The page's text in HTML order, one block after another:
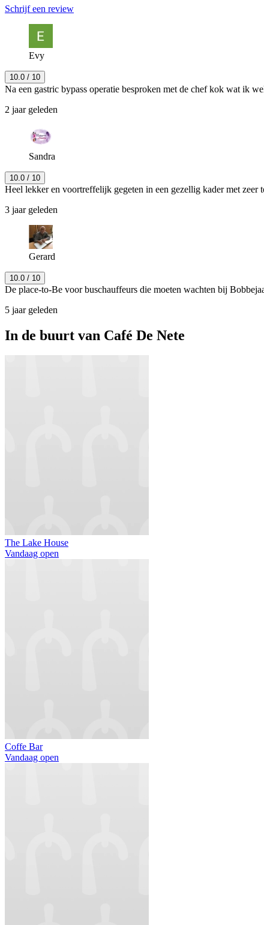
Schrijf een review
Evy
10.0 / 10
Na een gastric bypass operatie besproken met de chef kok wat ik
2 jaar geleden
Sandra
10.0 / 10
Heel lekker en voortreffelijk gegeten in een gezellig kader met
3 jaar geleden
Gerard
10.0 / 10
De place-to-Be voor buschauffeurs die moeten wachten bij
5 jaar geleden
In de buurt van Café De Nete
The Lake House
Vandaag open
Coffe Bar
Vandaag open